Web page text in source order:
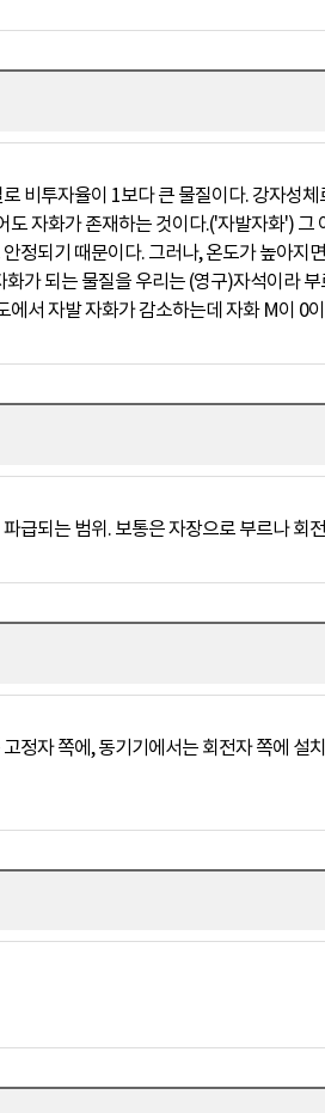
비투자율이 1보다 큰 물질이다. 강자성
도 자화가 존재하는 것이다.('자발자화')
정되기 때문이다. 그러나, 온도가 높아
가 되는 물질을 우리는 (영구)자석이라
에서 자발 자화가 감소하는데 자화 M이 0
급되는 범위. 보통은 자장으로 부르나 회
정자 쪽에, 동기기에서는 회전자 쪽에